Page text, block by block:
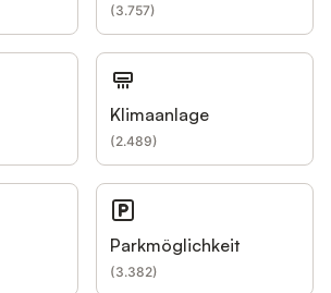
(3.757)
Klimaanlage
(2.489)
Parkmöglichkeit
(3.382)